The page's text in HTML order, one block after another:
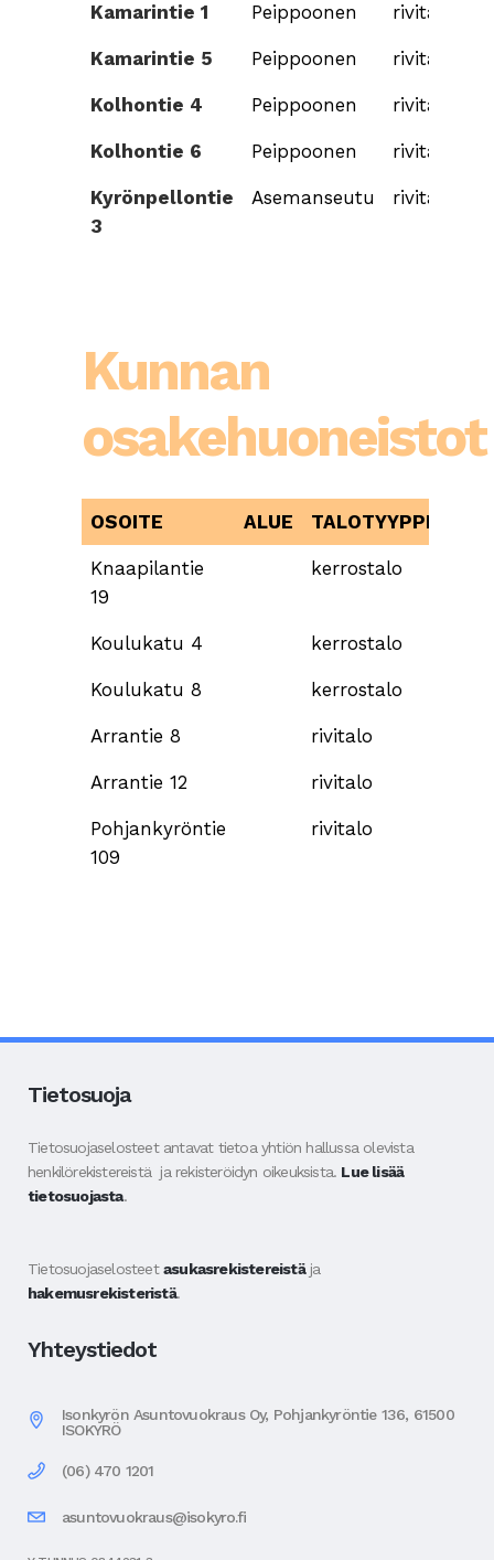
Kamarintie 1 Peippoonen rivitalo
Kamarintie 5 Peippoonen rivitalo
Kolhontie 4 Peippoonen rivitalo
Kolhontie 6 Peippoonen rivitalo
Kyrönpellontie
3
Asemanseutu rivitalo
Kunnan
osakehuoneistot
OSOITE ALUE TALOTYYPPI
Knaapilantie
19
kerrostalo
Koulukatu 4 kerrostalo
Koulukatu 8 kerrostalo
Arrantie 8 rivitalo
Arrantie 12 rivitalo
Pohjankyröntie
109
rivitalo
Tietosuoja
Tietosuojaselosteet antavat tietoa yhtiön hallussa olevista
henkilörekistereistä ja rekisteröidyn oikeuksista. Lue lisää
tietosuojasta.
Tietosuojaselosteetasukasrekistereistäja
hakemusrekisteristä.
Yhteystiedot
Isonkyrön Asuntovuokraus Oy, Pohjankyröntie 136, 61500
ISOKYRÖ
(06) 470 1201
asuntovuokraus@isokyro.fi